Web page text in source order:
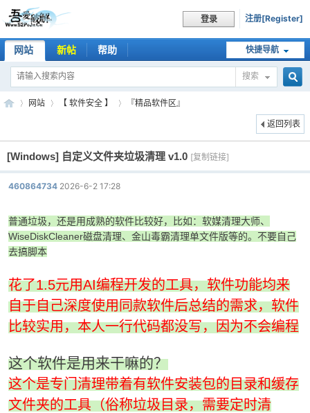
登录 注册[Register]
快捷导航
网站 新帖 帮助
搜索
吾
爱
»
网站
›
【 软件安全 】
›
『精品软件区』
返回列表
[Windows] 自定义文件夹垃圾清理 v1.0 [复制链接]
460864734 2026-6-2 17:28
普通垃圾，还是用成熟的软件比较好，比如：软媒清理大师、
WiseDiskCleaner磁盘清理、金山毒霸清理单文件版等的。不要自己
去搞脚本
花了1.5元用AI编程开发的工具，软件功能均来
自于自己深度使用同款软件后总结的需求，软件
比较实用，本人一行代码都没写，因为不会编程
这个软件是用来干嘛的？
这个是专门清理带着有软件安装包的目录和缓存
文件夹的工具（俗称垃圾目录，需要定时清